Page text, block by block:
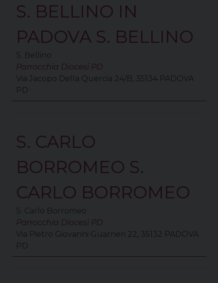
S. BELLINO IN
PADOVA S. BELLINO
S. Bellino
Parrocchia Diocesi PD
Via Jacopo Della Quercia 24/B, 35134 PADOVA
PD
S. CARLO
BORROMEO S.
CARLO BORROMEO
S. Carlo Borromeo
Parrocchia Diocesi PD
Via Pietro Giovanni Guarneri 22, 35132 PADOVA
PD